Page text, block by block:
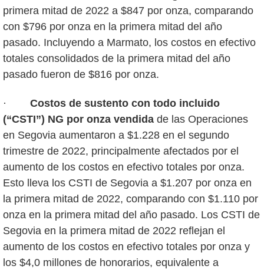
primera mitad de 2022 a $847 por onza, comparando
con $796 por onza en la primera mitad del año
pasado. Incluyendo a Marmato, los costos en efectivo
totales consolidados de la primera mitad del año
pasado fueron de $816 por onza.
· Costos de sustento con todo incluido
(“CSTI”) NG por onza vendida de las Operaciones
en Segovia aumentaron a $1.228 en el segundo
trimestre de 2022, principalmente afectados por el
aumento de los costos en efectivo totales por onza.
Esto lleva los CSTI de Segovia a $1.207 por onza en
la primera mitad de 2022, comparando con $1.110 por
onza en la primera mitad del año pasado. Los CSTI de
Segovia en la primera mitad de 2022 reflejan el
aumento de los costos en efectivo totales por onza y
los $4,0 millones de honorarios, equivalente a